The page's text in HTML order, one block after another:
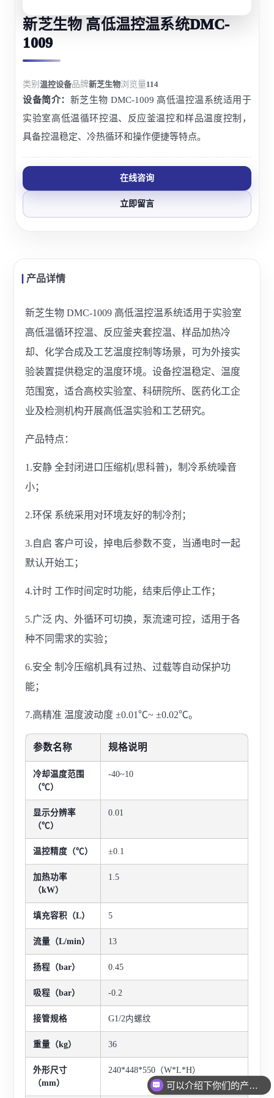
新芝生物 高低温控温系统DMC-
1009
类别温控设备品牌新芝生物浏览量114
设备简介： 新芝生物 DMC-1009 高低温控温系统适用于
实验室高低温循环控温、反应釜温控和样品温度控制，
具备控温稳定、冷热循环和操作便捷等特点。
在线咨询
立即留言
产品详情
新芝生物 DMC-1009 高低温控温系统适用于实验室
高低温循环控温、反应釜夹套控温、样品加热冷
却、化学合成及工艺温度控制等场景，可为外接实
验装置提供稳定的温度环境。设备控温稳定、温度
范围宽，适合高校实验室、科研院所、医药化工企
业及检测机构开展高低温实验和工艺研究。
产品特点：
1.安静 全封闭进口压缩机(思科普)，制冷系统噪音
小；
2.环保 系统采⽤对环境友好的制冷剂；
3.自启 客户可设，掉电后参数不变，当通电时一起
默认开始工；
4.计时 工作时间定时功能，结束后停止工作；
5.广泛 内、外循环可切换，泵流速可控，适用于各
种不同需求的实验；
6.安全 制冷压缩机具有过热、过载等自动保护功
能；
7.高精准 温度波动度 ±0.01℃~ ±0.02℃。
参数名称 规格说明
冷却温度范围
（℃）
-40~10
显示分辨率
（℃）
0.01
温控精度（℃） ±0.1
加热功率
（kW）
1.5
填充容积（L） 5
流量（L/min） 13
扬程（bar） 0.45
吸程（bar） -0.2
接管规格 G1/2内螺纹
重量（kg） 36
外形尺寸
（mm）
240*448*550（W*L*H）